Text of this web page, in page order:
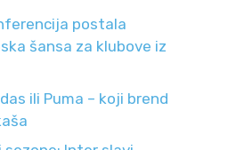
postala
šansa za klubove iz
ili Puma – koji brend